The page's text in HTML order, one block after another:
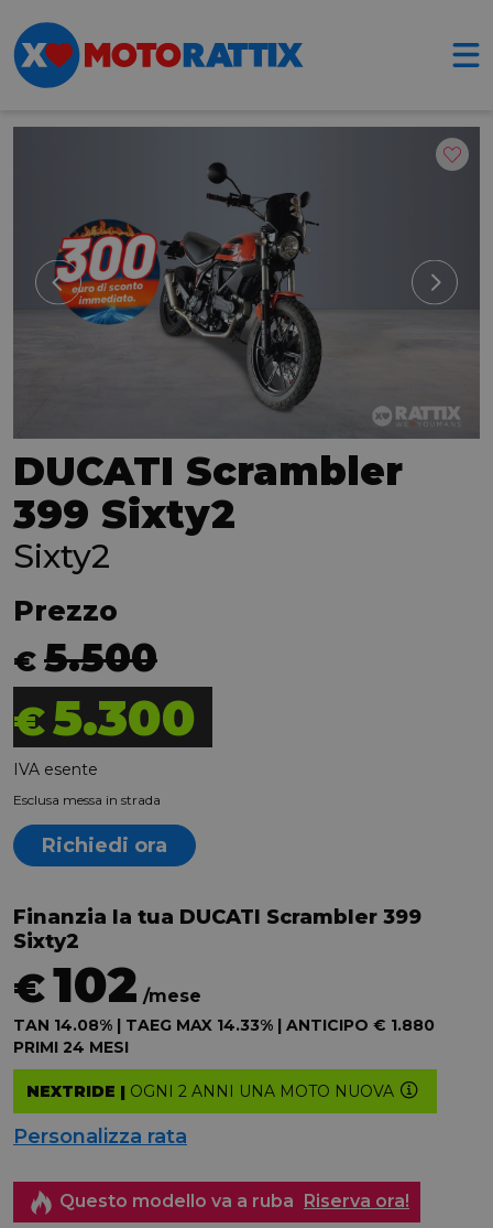
DUCATI Scrambler
399 Sixty2
Sixty2
Prezzo
€ 5.500
€5.300
IVA esente
Esclusa messa in strada
Richiedi ora
Finanzia la tua DUCATI Scrambler 399
Sixty2
€102 /mese
TAN 14.08% | TAEG MAX 14.33% | ANTICIPO € 1.880
PRIMI 24 MESI
NEXTRIDE | OGNI 2 ANNI UNA MOTO NUOVA
Personalizza rata
Questo modello va a ruba Riserva ora!